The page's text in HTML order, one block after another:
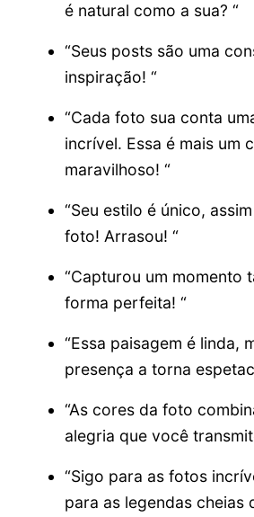
é natural como a sua? “
“Seus posts são uma
inspiração! “
“Cada foto sua conta
incrível. Essa é mais um
maravilhoso! “
“Seu estilo é único,
foto! Arrasou! “
“Capturou um momento
forma perfeita! “
“Essa paisagem é linda,
presença a torna
“As cores da foto
alegria que você
“Sigo para as fotos
para as legendas cheias